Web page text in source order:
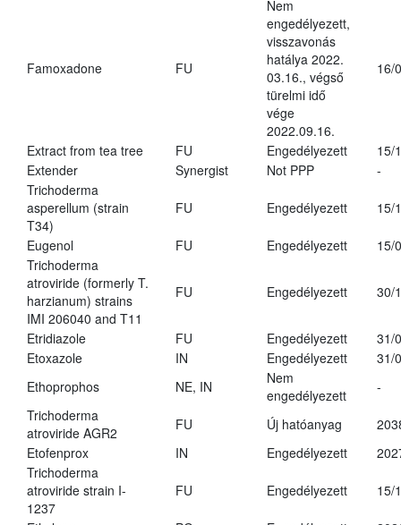
Famoxadone FU
Nem
engedélyezett,
visszavonás
hatálya 2022.
03.16., végső
türelmi idő
vége
2022.09.16.
16/
Extract from tea tree FU Engedélyezett
15/
Extender
Synergist Not PPP
-
Trichoderma
asperellum (strain
T34)
FU Engedélyezett 15/
Eugenol FU Engedélyezett
15/
Trichoderma
atroviride (formerly T.
harzianum) strains
IMI 206040 and T11
FU Engedélyezett 30/
Etridiazole FU Engedélyezett
31/
Etoxazole
IN Engedélyezett
31/
Ethoprophos
NE, IN
Nem
engedélyezett
-
Trichoderma
atroviride AGR2
FU Új hatóanyag
Etofenprox
IN Engedélyezett
Trichoderma
atroviride strain I-
1237
FU Engedélyezett 15/